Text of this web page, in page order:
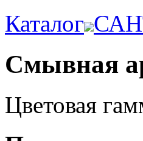
Каталог
Смывная
Цветовая